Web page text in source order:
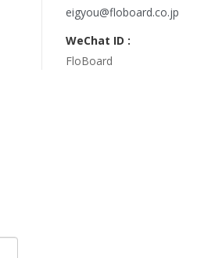
eigyou@floboard.co.jp
WeChat ID :
FloBoard